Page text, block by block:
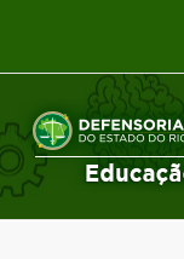
Ir para o conteúdo